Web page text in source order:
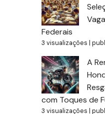
Federais
3 visualizações |
A
com Toques de
3 visualizações |